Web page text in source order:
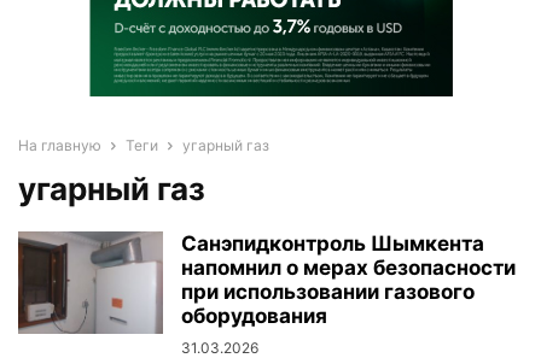
На главную Теги угарный газ
угарный газ
Санэпидконтроль Шымкента
напомнил о мерах безопасности
при использовании газового
оборудования
31.03.2026